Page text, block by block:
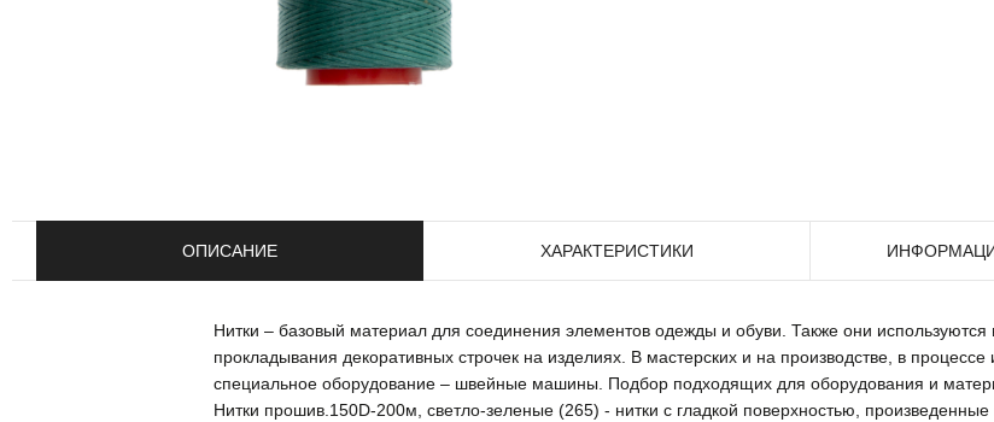
ОПИСАНИЕ ХАРАКТЕРИСТИКИ
Нитки – базовый материал для соединения элементов одежды и обуви. Также они используются
прокладывания декоративных строчек на изделиях. В мастерских и на производстве, в процессе
специальное оборудование – швейные машины. Подбор подходящих для оборудования и
Нитки прошив.150D-200м, светло-зеленые (265) - нитки с гладкой поверхностью,